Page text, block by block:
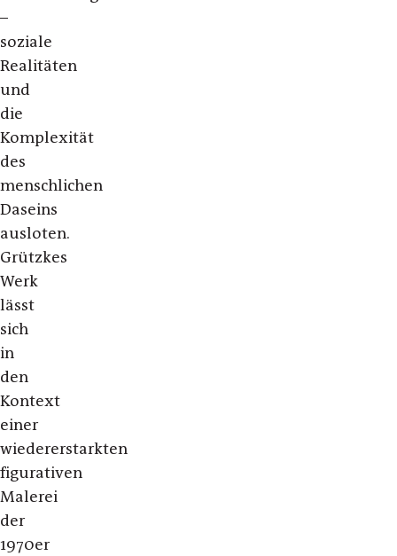
–
soziale
Realitäten
und
die
Komplexität
des
menschlichen
Daseins
ausloten.
Grützkes
Werk
lässt
sich
in
den
Kontext
einer
wiedererstarkten
figurativen
Malerei
der
1970er